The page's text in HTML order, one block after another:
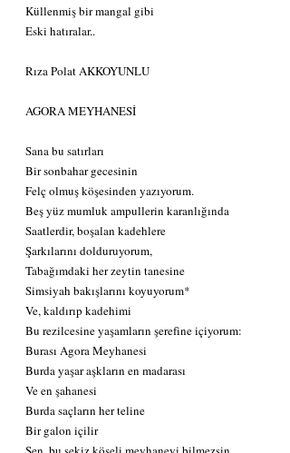
Küllenmiş bir mangal gibi
Eski hatıralar..
Rıza Polat AKKOYUNLU
AGORA MEYHANESİ
Sana bu satırları
Bir sonbahar gecesinin
Felç olmuş köşesinden yazıyorum.
Beş yüz mumluk ampullerin karanlığında
Saatlerdir, boşalan kadehlere
Şarkılarını dolduruyorum,
Tabağımdaki her zeytin tanesine
Simsiyah bakışlarını koyuyorum*
Ve, kaldırıp kadehimi
Bu rezilcesine yaşamların şerefine içiyorum:
Burası Agora Meyhanesi
Burda yaşar aşkların en madarası
Ve en şahanesi
Burda saçların her teline
Bir galon içilir